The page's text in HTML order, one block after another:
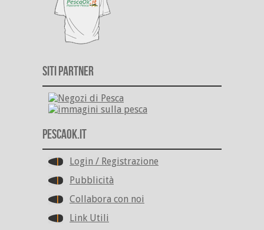
Siti Partner
PescaOk.it
Login / Registrazione
Pubblicità
Collabora con noi
Link Utili